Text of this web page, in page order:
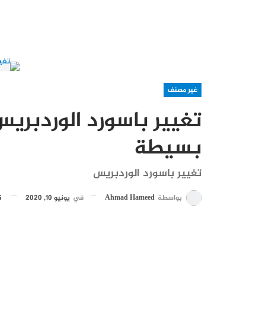
غير مصنف
تغيير باسورد
بسيطة
تغيير باسورد الوردبريس
بواسطة Ahmad Hameed في يونيو 10, 2020